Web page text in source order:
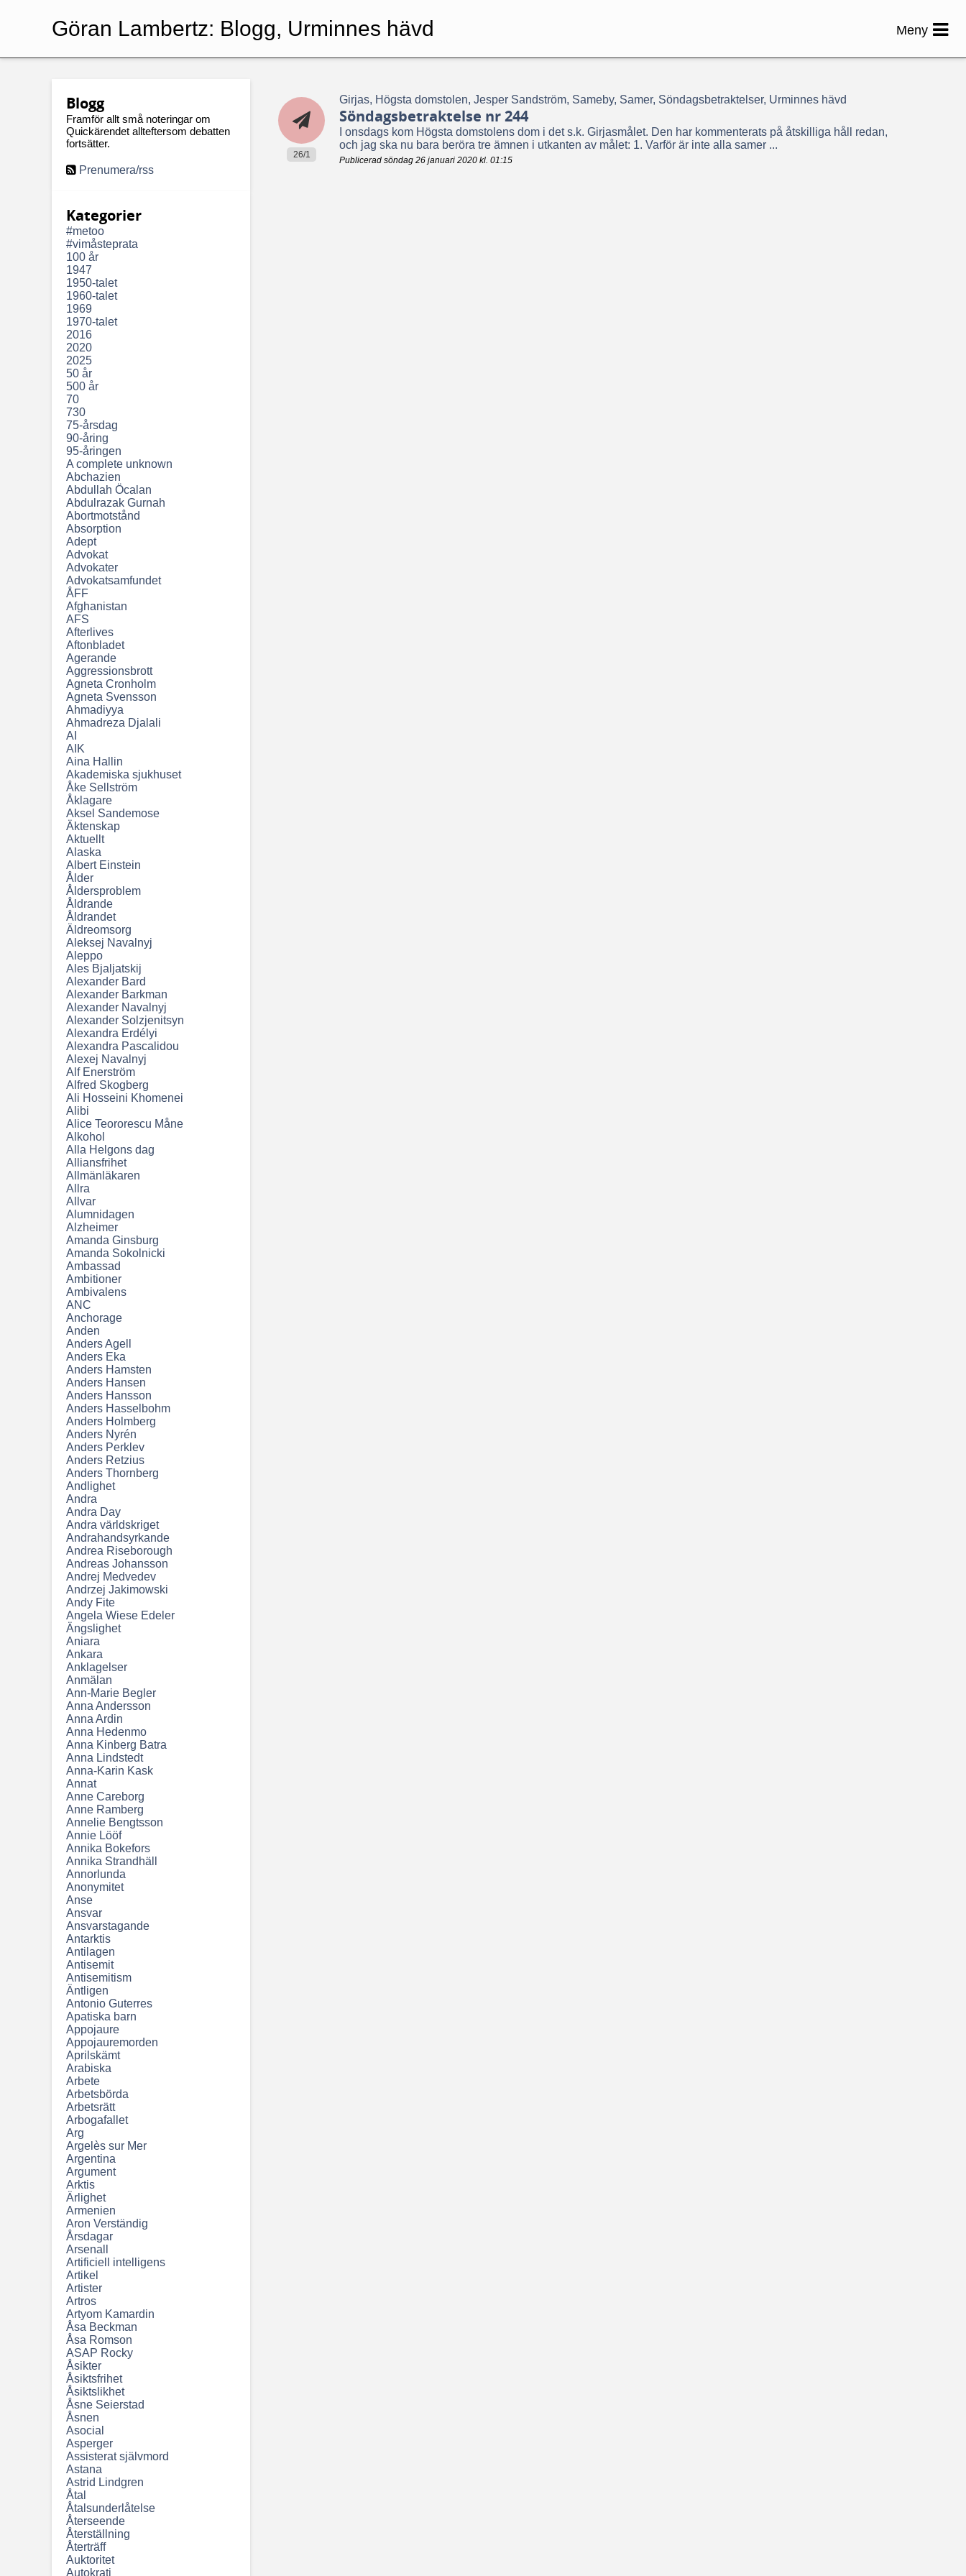
Blogg
Framför allt små noteringar om
Quickärendet allteftersom debatten
fortsätter.
Prenumera/rss
Kategorier
#metoo
#vimåsteprata
100 år
1947
1950-talet
1960-talet
1969
1970-talet
2016
2020
2025
50 år
500 år
70
730
75-årsdag
90-åring
95-åringen
A complete unknown
Abchazien
Abdullah Öcalan
Abdulrazak Gurnah
Abortmotstånd
Absorption
Adept
Advokat
Advokater
Advokatsamfundet
ÅFF
Afghanistan
AFS
Afterlives
Aftonbladet
Agerande
Aggressionsbrott
Agneta Cronholm
Agneta Svensson
Ahmadiyya
Ahmadreza Djalali
AI
AIK
Aina Hallin
Akademiska sjukhuset
Åke Sellström
Åklagare
Aksel Sandemose
Äktenskap
Aktuellt
Alaska
Albert Einstein
Ålder
Åldersproblem
Åldrande
Åldrandet
Äldreomsorg
Aleksej Navalnyj
Aleppo
Ales Bjaljatskij
Alexander Bard
Alexander Barkman
Alexander Navalnyj
Alexander Solzjenitsyn
Alexandra Erdélyi
Alexandra Pascalidou
Alexej Navalnyj
Alf Enerström
Alfred Skogberg
Ali Hosseini Khomenei
Alibi
Alice Teororescu Måne
Alkohol
Alla Helgons dag
Alliansfrihet
Allmänläkaren
Allra
Allvar
Alumnidagen
Alzheimer
Amanda Ginsburg
Amanda Sokolnicki
Ambassad
Ambitioner
Ambivalens
ANC
Anchorage
Anden
Anders Agell
Anders Eka
Anders Hamsten
Anders Hansen
Anders Hansson
Anders Hasselbohm
Anders Holmberg
Anders Nyrén
Anders Perklev
Anders Retzius
Anders Thornberg
Andlighet
Andra
Andra Day
Andra världskriget
Andrahandsyrkande
Andrea Riseborough
Andreas Johansson
Andrej Medvedev
Andrzej Jakimowski
Andy Fite
Angela Wiese Edeler
Ängslighet
Aniara
Ankara
Anklagelser
Anmälan
Ann-Marie Begler
Anna Andersson
Anna Ardin
Anna Hedenmo
Anna Kinberg Batra
Anna Lindstedt
Anna-Karin Kask
Annat
Anne Careborg
Anne Ramberg
Annelie Bengtsson
Annie Lööf
Annika Bokefors
Annika Strandhäll
Annorlunda
Anonymitet
Anse
Ansvar
Ansvarstagande
Antarktis
Antilagen
Antisemit
Antisemitism
Äntligen
Antonio Guterres
Apatiska barn
Appojaure
Appojauremorden
Aprilskämt
Arabiska
Arbete
Arbetsbörda
Arbetsrätt
Arbogafallet
Arg
Argelès sur Mer
Argentina
Argument
Arktis
Ärlighet
Armenien
Aron Verständig
Årsdagar
Arsenall
Artificiell intelligens
Artikel
Artister
Artros
Artyom Kamardin
Åsa Beckman
Åsa Romson
ASAP Rocky
Åsikter
Åsiktsfrihet
Åsiktslikhet
Åsne Seierstad
Åsnen
Asocial
Asperger
Assisterat självmord
Astana
Astrid Lindgren
Åtal
Åtalsunderlåtelse
Återseende
Återställning
Återträff
Auktoritet
Autokrati
26/1
Girjas, Högsta domstolen, Jesper Sandström, Sameby, Samer, Söndagsbetraktelser, Urminnes hävd
Söndagsbetraktelse nr 244
I onsdags kom Högsta domstolens dom i det s.k. Girjasmålet. Den har kommenterats på åtskilliga håll redan,
och jag ska nu bara beröra tre ämnen i utkanten av målet: 1. Varför är inte alla samer ...
Publicerad söndag 26 januari 2020 kl. 01:15
Göran Lambertz: Blogg, Urminnes hävd Meny